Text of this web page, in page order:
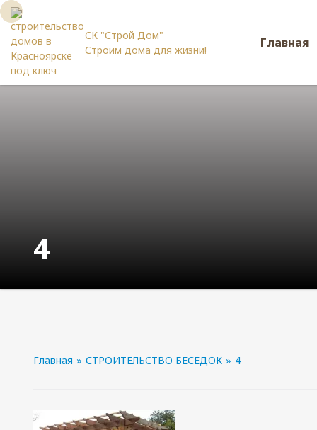
СК "Строй Дом"
Строим дома для жизни!
Главная
4
Главная » СТРОИТЕЛЬСТВО БЕСЕДОК » 4